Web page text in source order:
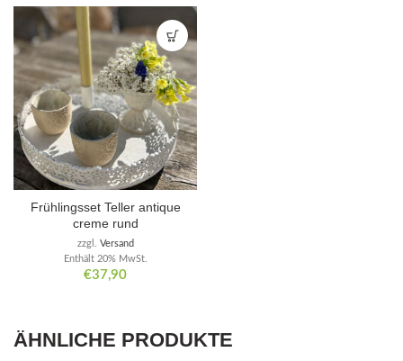
Frühlingsset Teller antique
creme rund
€37,90
Enthält 20% MwSt.
zzgl. Versand
ÄHNLICHE PRODUKTE